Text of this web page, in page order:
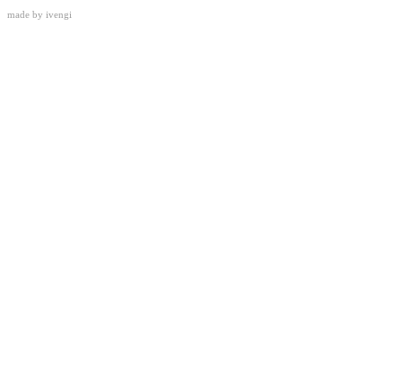
made by ivengi